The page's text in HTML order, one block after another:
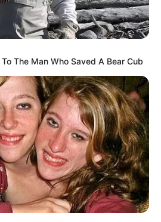
The Man Who Saved A Bear Cub